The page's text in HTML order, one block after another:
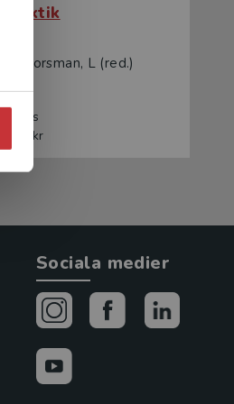
- E-Forsman, L (red.)
moms
232 kr
Sociala medier